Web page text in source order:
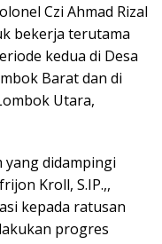
Czi Ahmad Rizal
bekerja terutama
kedua di Desa
Barat dan di
Utara,
yang didampingi
Kroll, S.IP.,,
kepada ratusan
progres